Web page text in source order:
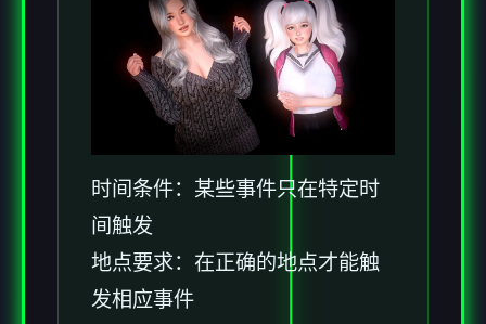
时间条件：某些事件只在特定时
间触发
地点要求：在正确的地点才能触
发相应事件